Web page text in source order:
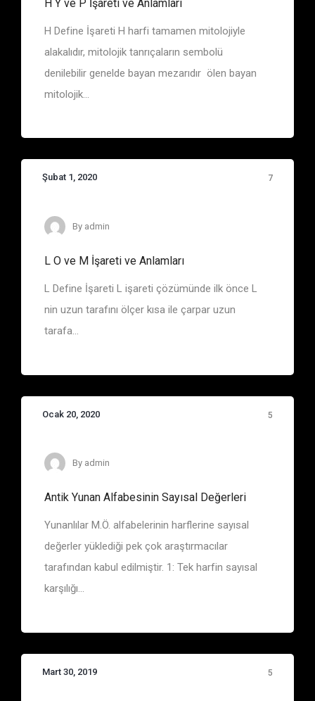
H Y ve P İşareti ve Anlamları
H Define İşareti H harfi tamamen mitolojiyle
alakalıdır, mitolojik tanrıçaların sembolü
denilebilir genelde bayan mezarıdır ölen bayan
mitolojik...
Şubat 1, 2020 7
Define İşaretleri
By admin
L O ve M İşareti ve Anlamları
L Define İşareti L işareti çözümünde ilk önce L
nin uzun tarafını ölçer kısa ile çarpar uzun
tarafa...
Ocak 20, 2020 5
Sayıların Anlamları
By admin
Antik Yunan Alfabesinin Sayısal Değerleri
Yunanlılar M.Ö. alfabelerinin harflerine sayısal
değerler yüklediği pek çok araştırmacılar
tarafından kabul edilmiştir. 1: Tek harfin sayısal
karşılığı...
Mart 30, 2019 5